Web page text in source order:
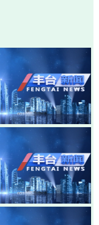
丰台新闻
丰台新闻